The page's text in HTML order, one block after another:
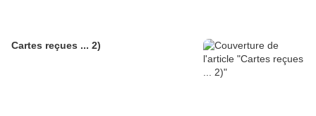
Cartes reçues ... 2)